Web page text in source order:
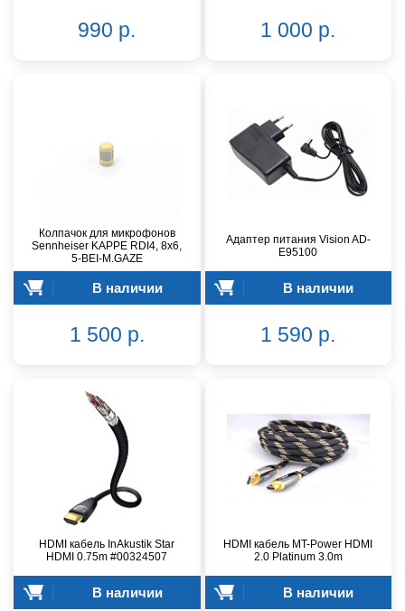
990 р. 1 000 р.
Колпачок для микрофонов
Sennheiser KAPPE RDI4, 8x6,
5-BEI-M.GAZE
В наличии
1 500 р.
Адаптер питания Vision AD-
E95100
В наличии
1 590 р.
HDMI кабель InAkustik Star
HDMI 0.75m #00324507
В наличии
HDMI кабель MT-Power HDMI
2.0 Platinum 3.0m
В наличии